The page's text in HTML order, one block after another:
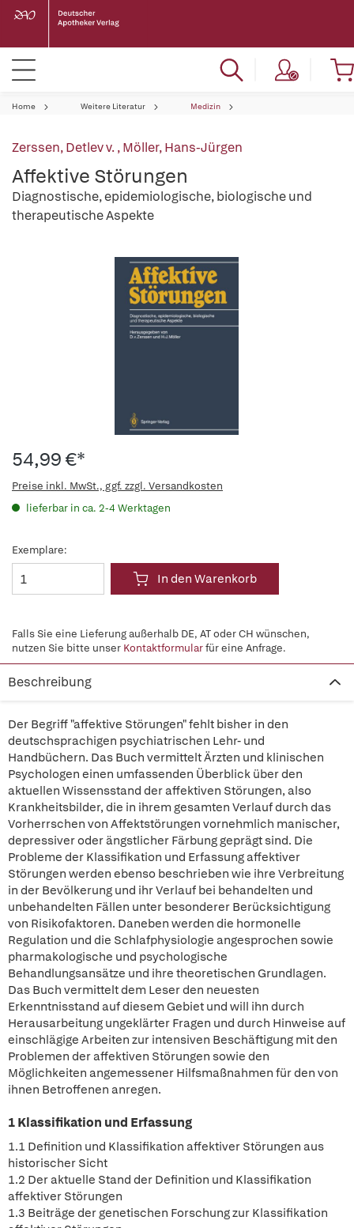
Home Weitere Literatur Medizin
Zerssen, Detlev v.,Möller, Hans-Jürgen
Affektive Störungen
Diagnostische, epidemiologische, biologische und
therapeutische Aspekte
54,99 €*
Preise inkl. MwSt., ggf. zzgl. Versandkosten
lieferbar in ca. 2-4 Werktagen
Exemplare:
In den Warenkorb
Falls Sie eine Lieferung außerhalb DE, AT oder CH wünschen,
nutzen Sie bitte unser Kontaktformularfür eine Anfrage.
Beschreibung
Der Begriff "affektive Störungen" fehlt bisher in den
deutschsprachigen psychiatrischen Lehr- und
Handbüchern. Das Buch vermittelt Ärzten und klinischen
Psychologen einen umfassenden Überblick über den
aktuellen Wissensstand der affektiven Störungen, also
Krankheitsbilder, die in ihrem gesamten Verlauf durch das
Vorherrschen von Affektstörungen vornehmlich manischer,
depressiver oder ängstlicher Färbung geprägt sind. Die
Probleme der Klassifikation und Erfassung affektiver
Störungen werden ebenso beschrieben wie ihre Verbreitung
in der Bevölkerung und ihr Verlauf bei behandelten und
unbehandelten Fällen unter besonderer Berücksichtigung
von Risikofaktoren. Daneben werden die hormonelle
Regulation und die Schlafphysiologie angesprochen sowie
pharmakologische und psychologische
Behandlungsansätze und ihre theoretischen Grundlagen.
Das Buch vermittelt dem Leser den neuesten
Erkenntnisstand auf diesem Gebiet und will ihn durch
Herausarbeitung ungeklärter Fragen und durch Hinweise auf
einschlägige Arbeiten zur intensiven Beschäftigung mit den
Problemen der affektiven Störungen sowie den
Möglichkeiten angemessener Hilfsmaßnahmen für den von
ihnen Betroffenen anregen.
1 Klassifikation und Erfassung
1.1 Definition und Klassifikation affektiver Störungen aus
historischer Sicht
1.2 Der aktuelle Stand der Definition und Klassifikation
affektiver Störungen
1.3 Beiträge der genetischen Forschung zur Klassifikation